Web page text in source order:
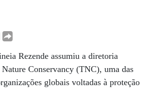
Rezende assumiu a diretoria
Conservancy (TNC), uma das
globais voltadas à proteção